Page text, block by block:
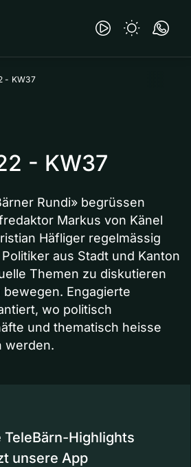
- KW37
- KW37
Rundi» begrüssen
Markus von Känel
Häfliger regelmässig
aus Stadt und Kanton
Themen zu diskutieren
Engagierte
wo politisch
und thematisch heisse
werden.
TeleBärn-Highlights
unsere App